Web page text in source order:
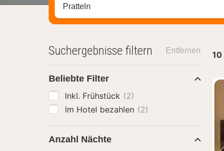
Stadt, Region oder Hotel suchen
10
Suchergebnisse filtern Entfernen
Beliebte Filter
Inkl. Frühstück (2)
Im Hotel bezahlen (2)
Anzahl Nächte